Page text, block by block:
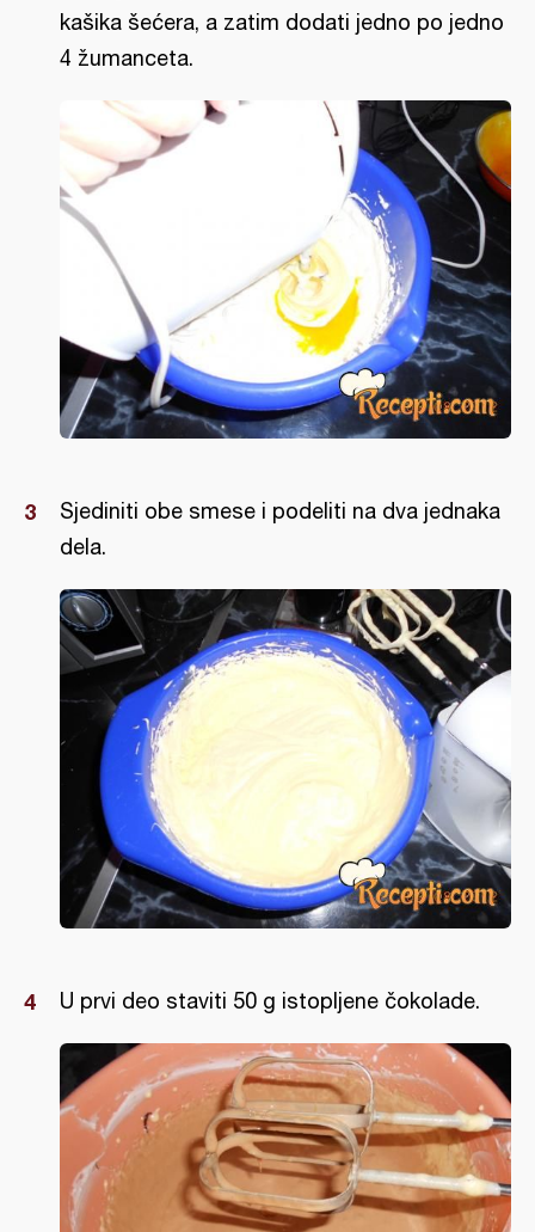
kašika šećera, a zatim dodati jedno po jedno
4 žumanceta.
Sjediniti obe smese i podeliti na dva jednaka
dela.
U prvi deo staviti 50 g istopljene čokolade.